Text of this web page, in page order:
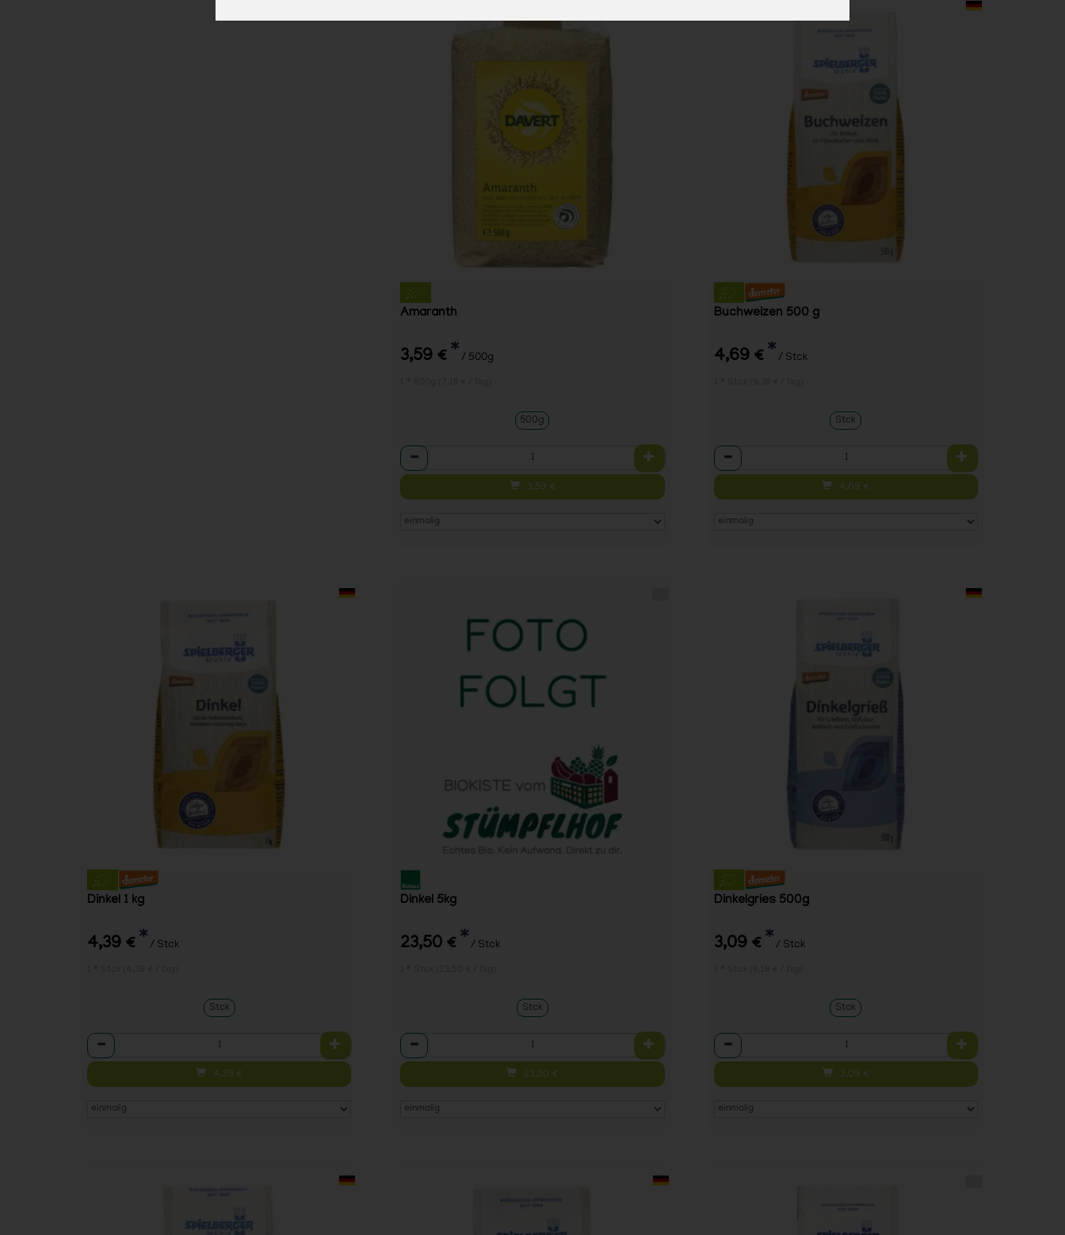
Amaranth
3,59 € * / 500g
500g
Anzahl
3,59 €
Buchweizen 500 g
4,69 €* / Stck
Stck
Anzahl
4,69 €
Dinkel 1 kg
4,39 € * / Stck
Stck
Anzahl
4,39 €
Dinkel 5kg
23,50 € * / Stck
Stck
Anzahl
23,50 €
Dinkelgries 500g
3,09 €* / Stck
Stck
Anzahl
3,09 €